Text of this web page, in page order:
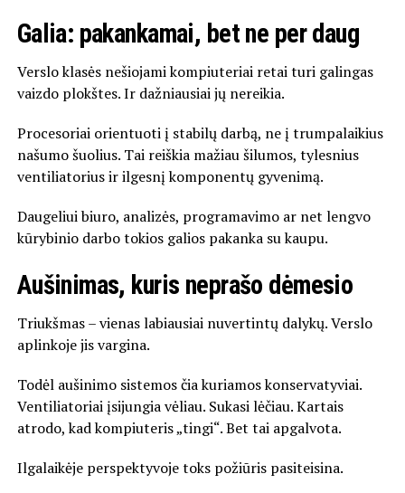
Galia: pakankamai, bet ne per daug
Verslo klasės nešiojami kompiuteriai retai turi galingas
vaizdo plokštes. Ir dažniausiai jų nereikia.
Procesoriai orientuoti į stabilų darbą, ne į trumpalaikius
našumo šuolius. Tai reiškia mažiau šilumos, tylesnius
ventiliatorius ir ilgesnį komponentų gyvenimą.
Daugeliui biuro, analizės, programavimo ar net lengvo
kūrybinio darbo tokios galios pakanka su kaupu.
Aušinimas, kuris neprašo dėmesio
Triukšmas – vienas labiausiai nuvertintų dalykų. Verslo
aplinkoje jis vargina.
Todėl aušinimo sistemos čia kuriamos konservatyviai.
Ventiliatoriai įsijungia vėliau. Sukasi lėčiau. Kartais
atrodo, kad kompiuteris „tingi“. Bet tai apgalvota.
Ilgalaikėje perspektyvoje toks požiūris pasiteisina.